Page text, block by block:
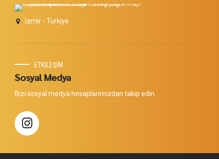
İzmir - Türkiye
ETKİLEŞİM
Sosyal Medya
Bizi sosyal medya hesaplarımızdan takip edin.